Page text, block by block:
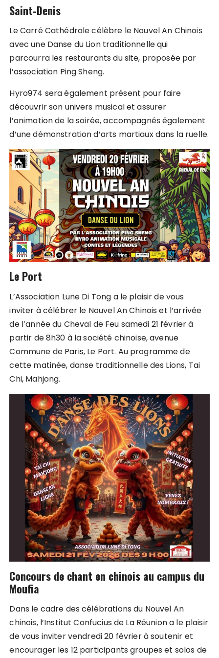
Saint-Denis
Le Carré Cathédrale célèbre le Nouvel An Chinois
avec une Danse du Lion traditionnelle qui
parcourra les restaurants du site, proposée par
l’association Ping Sheng.
Hyro974 sera également présent pour faire
découvrir son univers musical et assurer
l’animation de la soirée, accompagnés également
d’une démonstration d’arts martiaux dans la ruelle.
Le Port
L’Association Lune Di Tong a le plaisir de vous
inviter à célébrer le Nouvel An Chinois et l’arrivée
de l’année du Cheval de Feu samedi 21 février à
partir de 8h30 à la société chinoise, avenue
Commune de Paris, Le Port. Au programme de
cette matinée, danse traditionnelle des Lions, Tai
Chi, Mahjong.
Concours de chant en chinois au campus du
Moufia
Dans le cadre des célébrations du Nouvel An
chinois, l’Institut Confucius de La Réunion a le plaisir
de vous inviter vendredi 20 février à soutenir et
encourager les 12 participants groupes et solos de